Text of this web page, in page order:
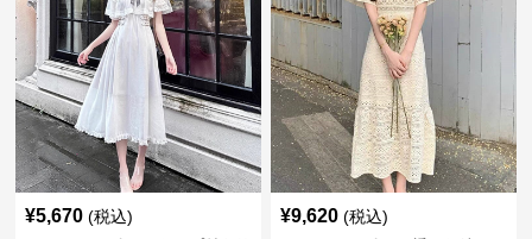
¥5,670 (税込) ¥9,620 (税込)